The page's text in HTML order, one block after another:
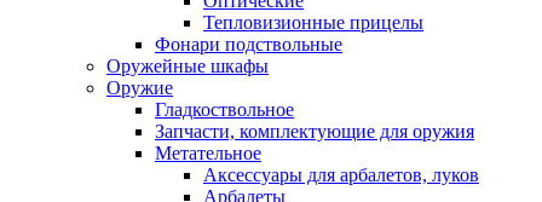
Тепловизионные прицелы
Фонари подствольные
Оружейные шкафы
Оружие
Гладкоствольное
Запчасти, комплектующие для оружия
Метательное
Аксессуары для арбалетов, луков
Арбалеты